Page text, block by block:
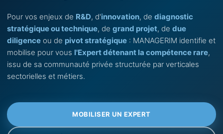
Pour vos enjeux de R&D, d'innovation, de diagnostic
stratégique ou technique, de grand projet, de due
diligence ou de pivot stratégique : MANAGERIM identifie et
mobilise pour vous l'Expert détenant la compétence rare,
issu de sa communauté privée structurée par verticales
sectorielles et métiers.
MOBILISER UN EXPERT